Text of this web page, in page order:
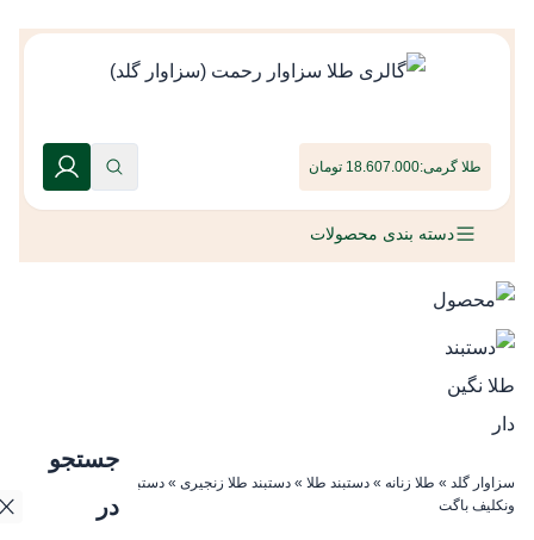
طلا گرمی:18.607.000 تومان
جستجو
در
دسته بندی محصولات
سزاوار گلد » طلا زنانه » دستبند طلا » دستبند طلا زنجیری » دستبند طلا نگین دار
ونکلیف باگت